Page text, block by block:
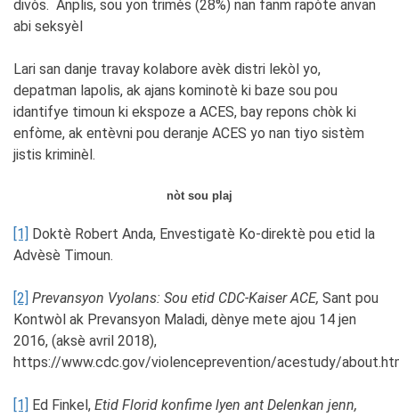
divòs. Anplis, sou yon trimès (28%) nan fanm rapòte anvan
abi seksyèl
Lari san danje travay kolabore avèk distri lekòl yo,
depatman lapolis, ak ajans kominotè ki baze sou pou
idantifye timoun ki ekspoze a ACES, bay repons chòk ki
enfòme, ak entèvni pou deranje ACES yo nan tiyo sistèm
jistis kriminèl.
nòt sou plaj
[1]
Doktè Robert Anda, Envestigatè Ko-direktè pou etid la
Advèsè Timoun.
[2] Prevansyon Vyolans: Sou etid CDC-Kaiser ACE, Sant pou
Kontwòl ak Prevansyon Maladi, dènye mete ajou 14 jen
2016, (aksè avril 2018),
https://www.cdc.gov/violenceprevention/acestudy/
[1] Ed Finkel, Etid Florid konfime lyen ant Delenkan jenn,